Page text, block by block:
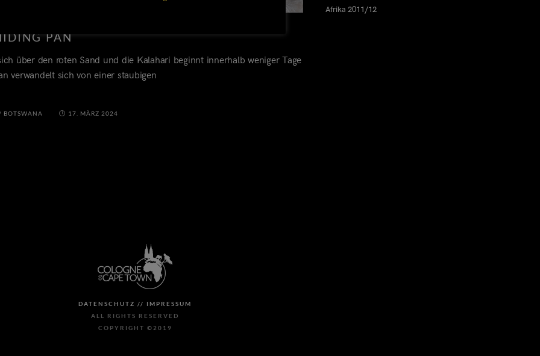
PAN
über den roten Sand und die Kalahari beginnt innerhalb weniger Tage
verwandelt sich von einer staubigen
BOTSWANA 17. MÄRZ 2024
Afrika 2011/12
DATENSCHUTZ // IMPRESSUM
ALL RIGHTS RESERVED
COPYRIGHT ©2019